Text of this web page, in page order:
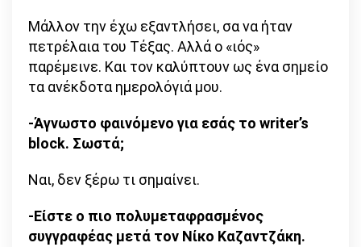
Μάλλον την έχω εξαντλήσει, σα να ήταν
πετρέλαια του Τέξας. Αλλά ο «ιός»
παρέμεινε. Και τον καλύπτουν ως ένα σημείο
τα ανέκδοτα ημερολόγιά μου.
-Άγνωστο φαινόμενο για εσάς το writer’s
block. Σωστά;
Ναι, δεν ξέρω τι σημαίνει.
-Είστε ο πιο πολυμεταφρασμένος
συγγραφέας μετά τον Νίκο Καζαντζάκη.